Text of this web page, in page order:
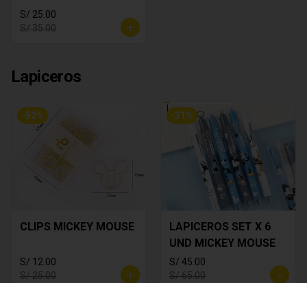
S/ 25.00
S/ 35.00
Lapiceros
-52%
CLIPS MICKEY MOUSE
S/ 12.00
S/ 25.00
-31 %
LAPICEROS SET X 6
UND MICKEY MOUSE
S/ 45.00
S/ 65.00